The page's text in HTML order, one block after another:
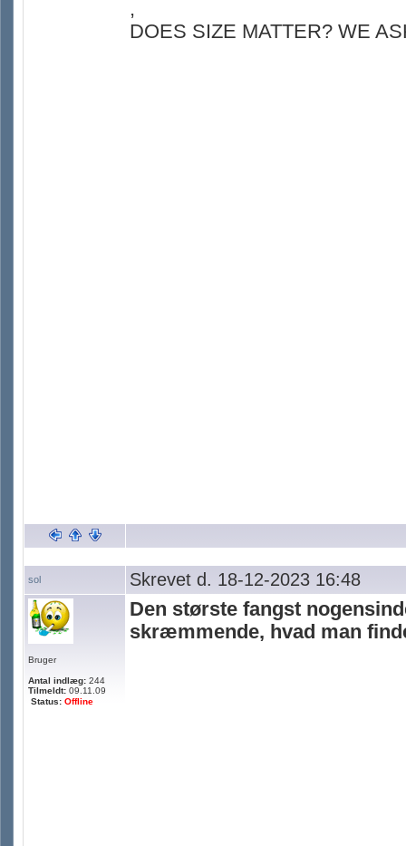
,
DOES SIZE MATTER? WE
sol Skrevet d. 18-12-2023 16:48
Bruger
Antal indlæg: 244
Tilmeldt: 09.11.09
Status: Offline
Den største fangst
skræmmende, hvad man